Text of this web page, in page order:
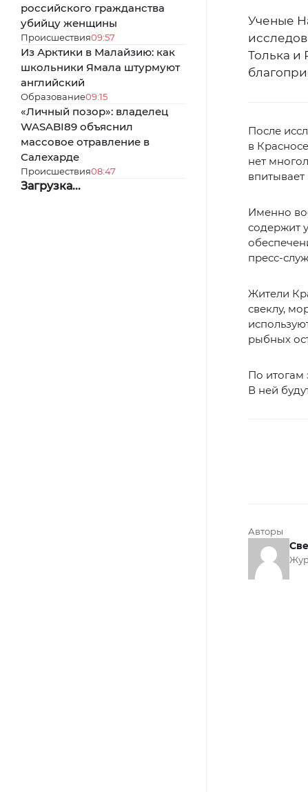
российского гражданства
убийцу женщины
Происшествия09:57
Из Арктики в Малайзию: как
школьники Ямала штурмуют
английский
Образование09:15
«Личный позор»: владелец
WASABI89 объяснил
массовое отравление в
Салехарде
Происшествия08:47
Загрузка...
Ученые
Толька и
После
в
нет
Именно
содержит
пресс-
Жители
свеклу,
рыбных
По итогам
В ней
Авторы